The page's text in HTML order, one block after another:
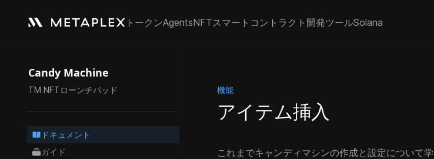
トークンAgentsNFTスマートコントラクト 開発ツールSolana
Candy Machine
TM NFTローンチパッド
ドキュメント
ガイド
機能
アイテム挿入
これまでキャンディマシンの作成と設定について